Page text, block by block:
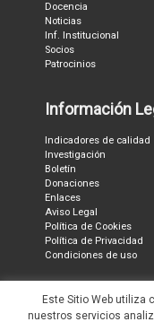
Docencia
Noticias
Inf. Institucional
Socios
Patrocinios
Información
Indicadores de calidad
Investigación
Boletín
Donaciones
Enlaces
Aviso Legal
Política de Cookies
Política de Privacidad
Condiciones de uso
Ubicación
Este Sitio Web utiliza
nuestros servicios